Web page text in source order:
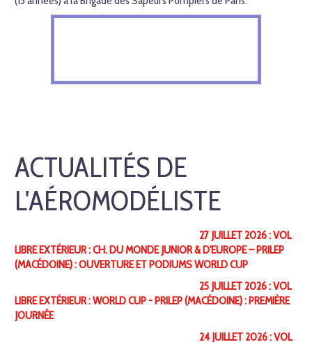
ACTUALITÉS DE
L'AÉROMODÉLISTE
27 JUILLET 2026 : VOL
LIBRE EXTÉRIEUR : CH. DU MONDE JUNIOR & D'EUROPE – PRILEP
(MACÉDOINE) : OUVERTURE ET PODIUMS WORLD CUP
25 JUILLET 2026 : VOL
LIBRE EXTÉRIEUR : WORLD CUP - PRILEP (MACÉDOINE) : PREMIÈRE
JOURNÉE
24 JUILLET 2026 : VOL